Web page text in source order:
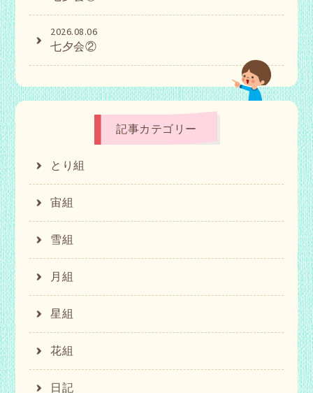
2026.08.06
七夕会②
記事カテゴリー
とり組
宙組
雪組
月組
星組
花組
日記